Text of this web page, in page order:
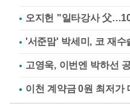
오지헌 "일타강사 父
'서준맘' 박세미, 코 재
고영욱, 이번엔 박하선